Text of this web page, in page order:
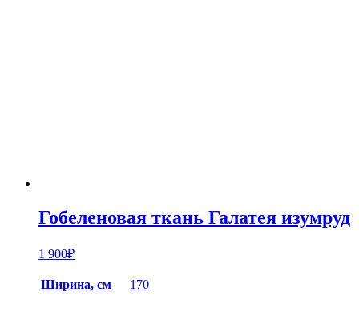
Гобеленовая ткань Галатея изумруд
1 900₽
Ширина, см 170